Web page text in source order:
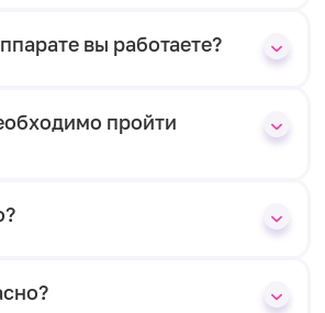
вы работаете?
пройти